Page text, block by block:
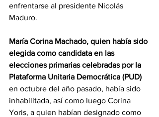
enfrentarse al presidente Nicolás
Maduro.
María Corina Machado, quien había sido
elegida como candidata en las
elecciones primarias celebradas por la
Plataforma Unitaria Democrática (PUD)
en octubre del año pasado, había sido
inhabilitada, así como luego Corina
Yoris, a quien habían designado como